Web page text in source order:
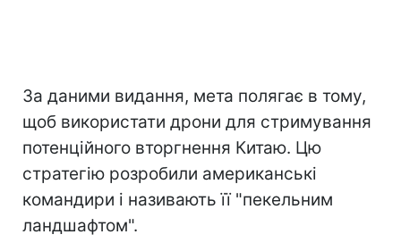
За даними видання, мета полягає в тому,
щоб використати дрони для стримування
потенційного вторгнення Китаю. Цю
стратегію розробили американські
командири і називають її "пекельним
ландшафтом".